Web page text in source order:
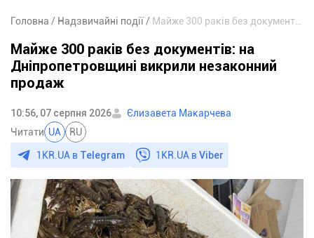
Головна Надзвичайні події Майже 300 раків без документів: на Дніпропетровщині викрили незаконний продаж
Майже 300 раків без документів: на
Дніпропетровщині викрили незаконний
продаж
10:56, 07 серпня 2026
Єлизавета Макарчева
Читати UA RU
1KR.UA в Telegram 1KR.UA вViber